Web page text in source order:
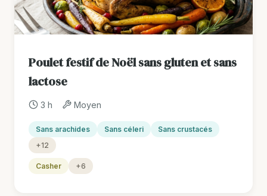
Poulet festif de Noël sans gluten et sans
lactose
3 h Moyen
Sans arachides Sans céleri
Sans crustacés
+12
Casher +6